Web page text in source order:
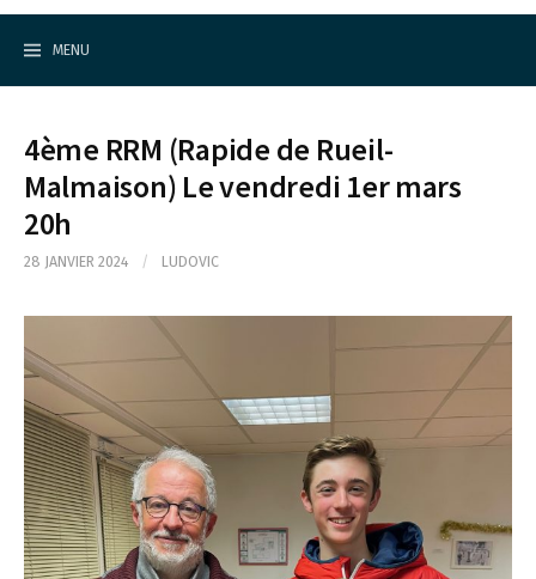
S
MENU
4ème RRM (Rapide de Rueil-
Malmaison) Le vendredi 1er mars
20h
28 JANVIER 2024 / LUDOVIC